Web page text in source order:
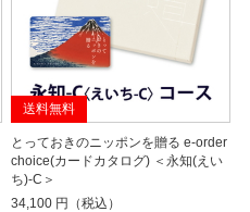
送料無料
とっておきのニッポンを贈る e-order
choice(カードカタログ) ＜永知(えい
ち)-C＞
34,100 円（税込）